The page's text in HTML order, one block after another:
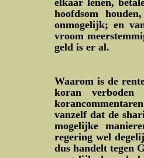
elkaar lenen,
hoofdsom
onmogelijk; en
vroom
geld is er al.
Waarom is de
koran
vanzelf dat de
mogelijke
regering wel
dus handelt tegen